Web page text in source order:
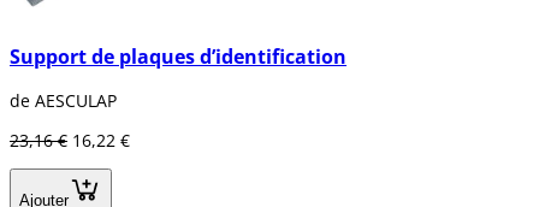
Support de plaques d’identification
de AESCULAP
23,16 € 16,22 €
Ajouter